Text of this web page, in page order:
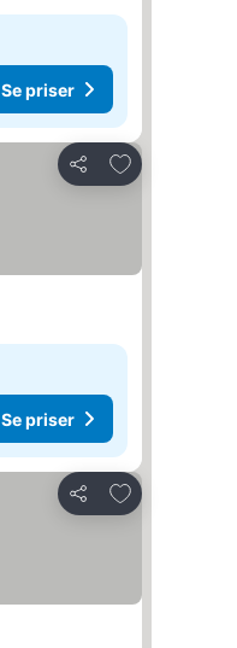
Se priser
Del
Føj til favoritter
Se priser
Del
Føj til favoritter